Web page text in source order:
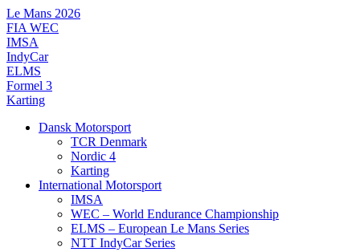
Videre
til
indhold
Le Mans 2026
FIA WEC
IMSA
IndyCar
ELMS
Formel 3
Karting
Dansk Motorsport
TCR Denmark
Nordic 4
Karting
International Motorsport
IMSA
WEC – World Endurance Championship
ELMS – European Le Mans Series
NTT IndyCar Series